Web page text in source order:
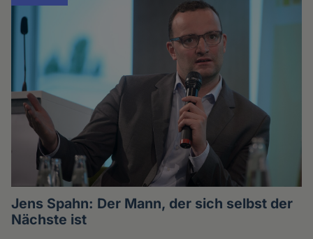
Jens Spahn: Der Mann, der sich selbst der
Nächste ist